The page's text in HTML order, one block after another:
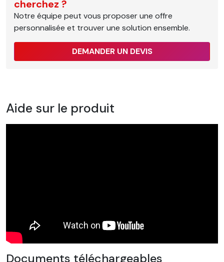
cherchez ?
Notre équipe peut vous proposer une offre
personnalisée et trouver une solution ensemble.
DEMANDER UN DEVIS
Aide sur le produit
Documents téléchargeables